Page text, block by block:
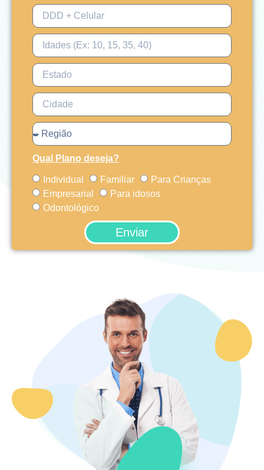
Qual Plano deseja?
Individual Familiar
Para Crianças
Empresarial
Para idosos
Odontológico
Enviar